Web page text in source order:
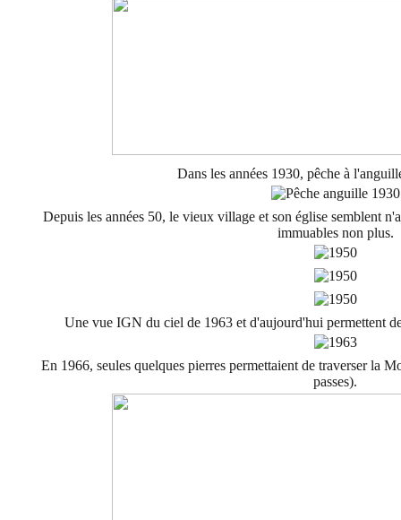
Dans les années 1930, pêche à
Depuis les années 50, le vieux village et son église semblent
immuables non plus.
Une vue IGN du ciel de 1963 et d'aujourd'hui permettent
En 1966, seules quelques pierres permettaient de traverser la
passes).